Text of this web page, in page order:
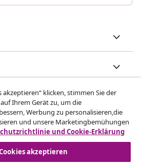
akzeptieren“ klicken, stimmen Sie der
Ihrem Gerät zu, um die
Werbung zu personalisieren,die
und unsere Marketingbemühungen
und Cookie-Erklärung
akzeptieren